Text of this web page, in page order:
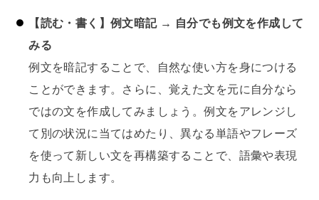
【読む・書く】例文暗記 → 自分でも例文を作成して
みる
例文を暗記することで、自然な使い方を身につける
ことができます。さらに、覚えた文を元に自分なら
ではの文を作成してみましょう。例文をアレンジし
て別の状況に当てはめたり、異なる単語やフレーズ
を使って新しい文を再構築することで、語彙や表現
力も向上します。